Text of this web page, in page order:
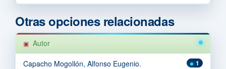
Otras opciones relacionadas
Autor
1
Capacho Mogollón, Alfonso Eugenio.